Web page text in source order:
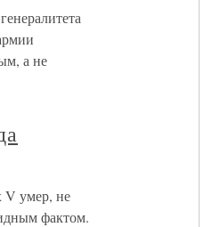
а не
V умер, не
фактом.